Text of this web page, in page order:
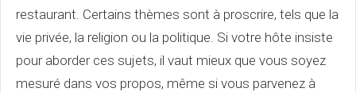
restaurant. Certains thèmes sont à proscrire, tels que la
vie privée, la religion ou la politique. Si votre hôte insiste
pour aborder ces sujets, il vaut mieux que vous soyez
mesuré dans vos propos, même si vous parvenez à